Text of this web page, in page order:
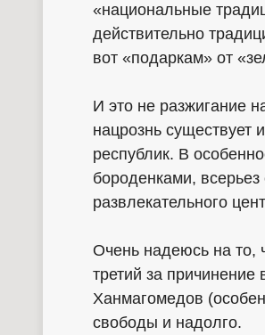
«национальные
действительно
вот «подаркам» от
И это не разжигание
нацрознь существует
республик. В
бороденками,
развлекательного
Очень надеюсь на то,
третий за причинение
Ханмагомедов
свободы и надолго.